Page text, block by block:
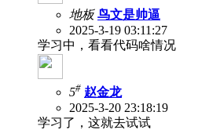
地板 鸟文是帅逼
2025-3-19 03:11:27
学习中，看看代码啥情况
5# 赵金龙
2025-3-20 23:18:19
学习了，这就去试试